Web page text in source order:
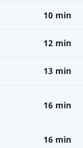
10 min
12 min
13 min
16 min
16 min